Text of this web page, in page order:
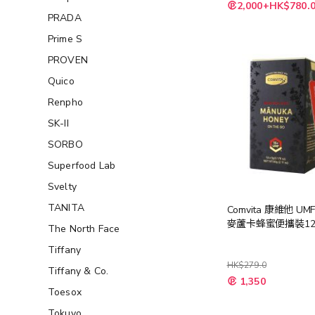
殊 2,000+HK$780.0
Comvita 康維他
麥蘆卡蜂蜜便攜裝
HK$279.0
特
殊 1,350
PRADA
Prime S
PROVEN
Quico
Renpho
SK-II
SORBO
Superfood Lab
Svelty
TANITA
The North Face
Tiffany
Tiffany & Co.
Toesox